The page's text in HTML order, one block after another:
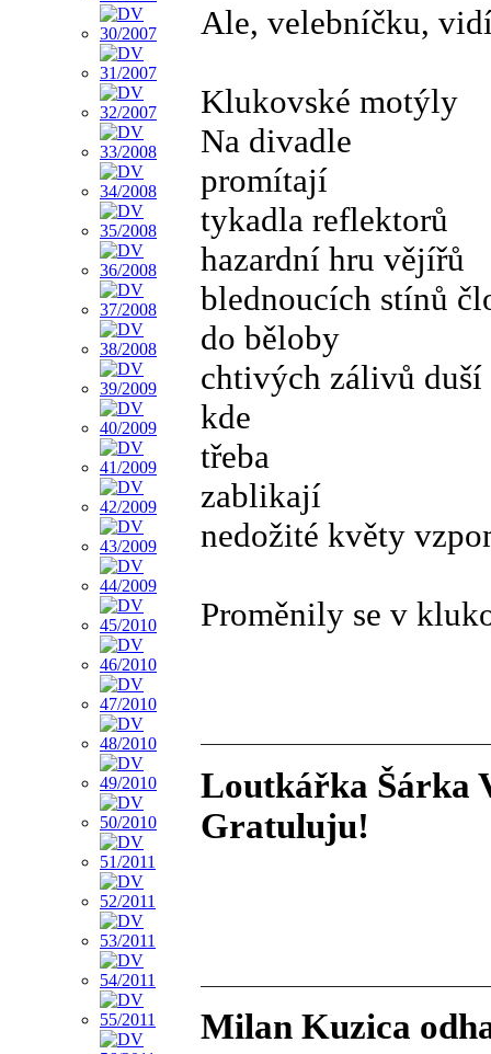
Ale, velebníčku,
Klukovské motýly
Na divadle
promítají
tykadla reflektorů
hazardní hru vějířů
blednoucích stínů
do běloby
chtivých zálivů duší
kde
třeba
zablikají
nedožité květy
Proměnily se v
Loutkářka Šárka
Gratuluju!
Milan Kuzica